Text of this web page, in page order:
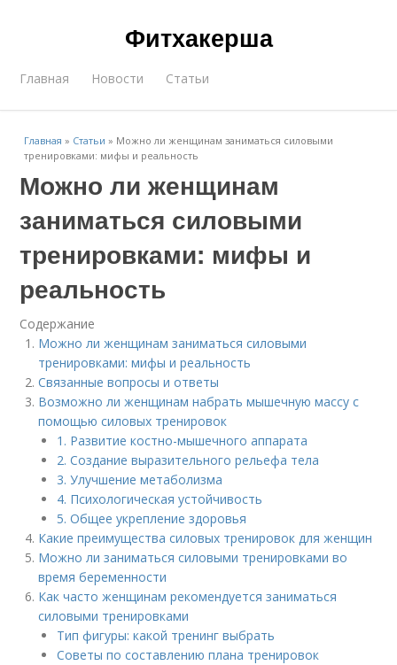
Фитхакерша
Главная Новости Статьи
Главная » Статьи » Можно ли женщинам заниматься силовыми
тренировками: мифы и реальность
Можно ли женщинам
заниматься силовыми
тренировками: мифы и
реальность
Содержание
Можно ли женщинам заниматься силовыми
тренировками: мифы и реальность
Связанные вопросы и ответы
Возможно ли женщинам набрать мышечную массу с
помощью силовых тренировок
1. Развитие костно-мышечного аппарата
2. Создание выразительного рельефа тела
3. Улучшение метаболизма
4. Психологическая устойчивость
5. Общее укрепление здоровья
Какие преимущества силовых тренировок для женщин
Можно ли заниматься силовыми тренировками во
время беременности
Как часто женщинам рекомендуется заниматься
силовыми тренировками
Тип фигуры: какой тренинг выбрать
Советы по составлению плана тренировок